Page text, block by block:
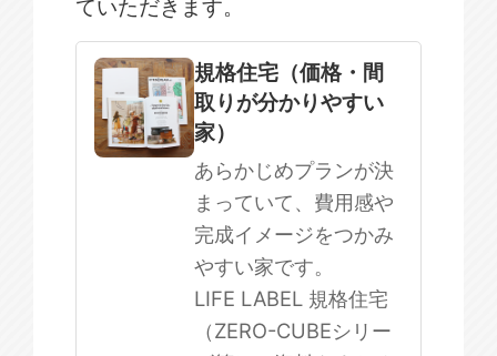
ていただきます。
規格住宅
注文住宅
SOWOOD
まだ何も決まっていない
規格住宅（価格・間
取りが分かりやすい
家）
あらかじめプランが決
まっていて、費用感や
完成イメージをつかみ
やすい家です。
LIFE LABEL 規格住宅
（ZERO-CUBEシリー